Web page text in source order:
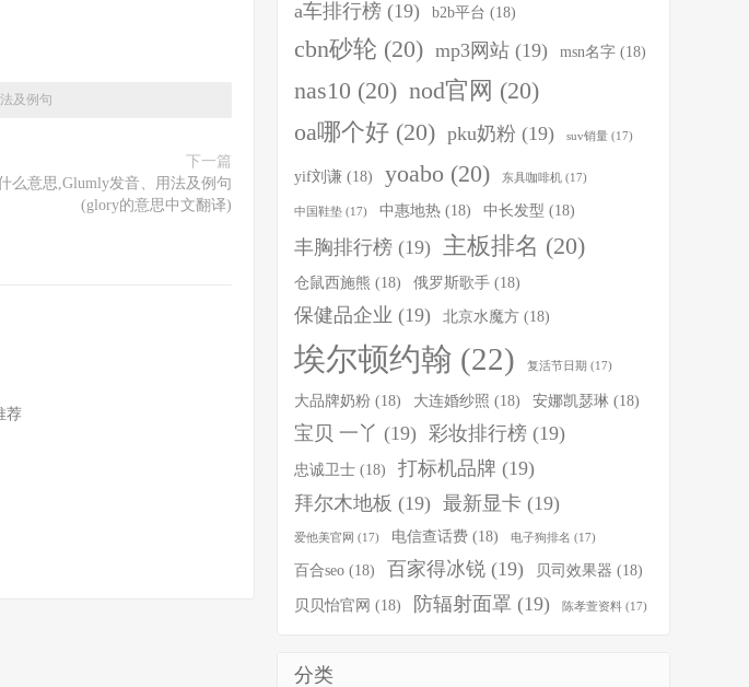
及例句
下一篇
么意思,Glumly发音、用法及例句
(glory的意思中文翻译)
荐
a车排行榜 (19) b2b平台 (18)
cbn砂轮 (20) mp3网站 (19) msn名字 (18)
nas10 (20) nod官网 (20)
oa哪个好 (20) pku奶粉 (19) suv销量 (17)
yif刘谦 (18) yoabo (20) 东具咖啡机 (17)
中国鞋垫 (17) 中惠地热 (18) 中长发型 (18)
丰胸排行榜 (19) 主板排名 (20)
仓鼠西施熊 (18) 俄罗斯歌手 (18)
保健品企业 (19) 北京水魔方 (18)
埃尔顿约翰 (22) 复活节日期 (17)
大品牌奶粉 (18) 大连婚纱照 (18) 安娜凯瑟琳 (18)
宝贝 一丫 (19) 彩妆排行榜 (19)
忠诚卫士 (18) 打标机品牌 (19)
拜尔木地板 (19) 最新显卡 (19)
爱他美官网 (17) 电信查话费 (18) 电子狗排名 (17)
百合seo (18) 百家得冰锐 (19) 贝司效果器 (18)
贝贝怡官网 (18) 防辐射面罩 (19) 陈孝萱资料 (17)
分类